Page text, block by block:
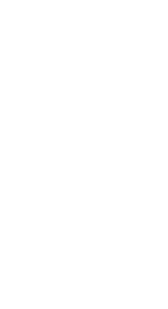
dagligen